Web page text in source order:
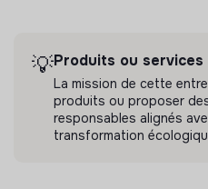
💡Produits ou
La mission de cette
produits ou proposer
responsables alignés
transformation